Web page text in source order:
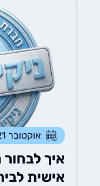
אוקטובר 21, 2025
איך לבחור
אישית לבית –